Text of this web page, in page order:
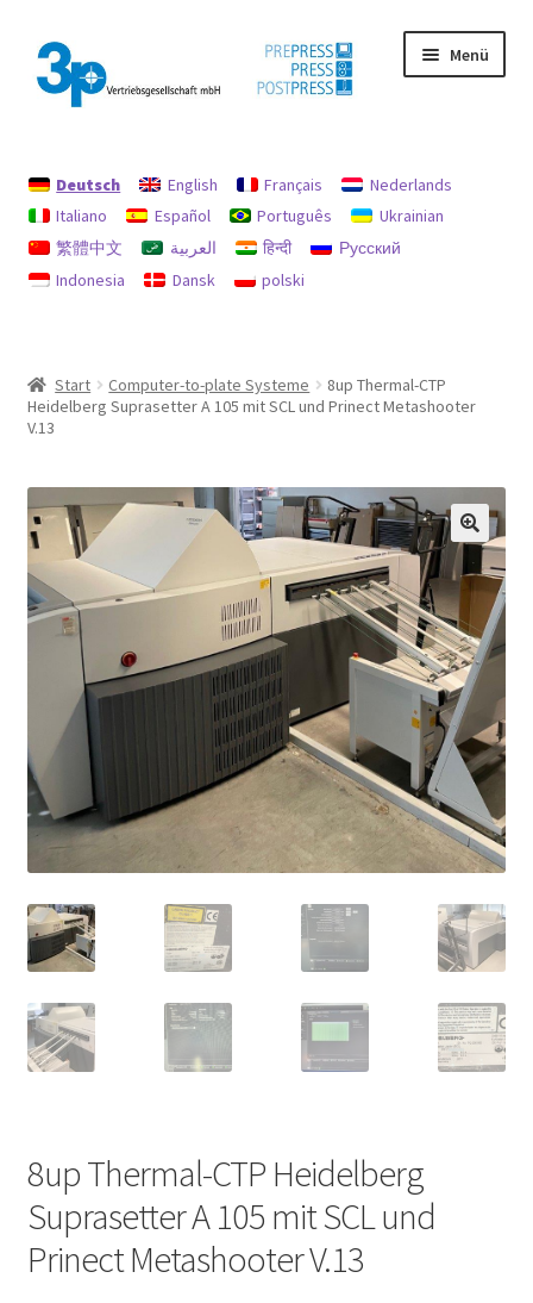
Zur
Navigation
springen
Zum
Inhalt
springen
Menü
Datenschutz
Gebrauchtmaschinen
Richtlinie für Rückerstattungen und Rückgaben
Deutsch English Français
Nederlands
Italiano
Español Português
Ukrainian
繁體中文
العربية हिन्दी
Русский
Indonesia
Dansk polski
Start Computer-to-plate Systeme
8up Thermal-CTP
Heidelberg Suprasetter A 105 mit SCL und Prinect Metashooter
V.13
8up Thermal-CTP Heidelberg
Suprasetter A 105 mit SCL und
Prinect Metashooter V.13